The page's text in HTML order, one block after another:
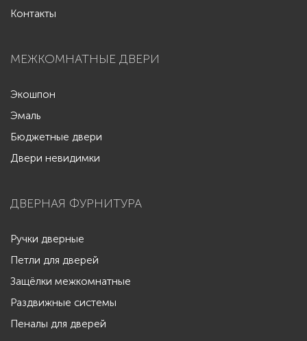
Контакты
МЕЖКОМНАТНЫЕ ДВЕРИ
Экошпон
Эмаль
Бюджетные двери
Двери невидимки
ДВЕРНАЯ ФУРНИТУРА
Ручки дверные
Петли для дверей
Защёлки межкомнатные
Раздвижные системы
Пеналы для дверей